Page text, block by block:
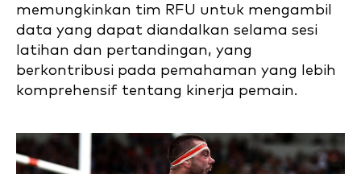
memungkinkan tim RFU untuk mengambil
data yang dapat diandalkan selama sesi
latihan dan pertandingan, yang
berkontribusi pada pemahaman yang lebih
komprehensif tentang kinerja pemain.